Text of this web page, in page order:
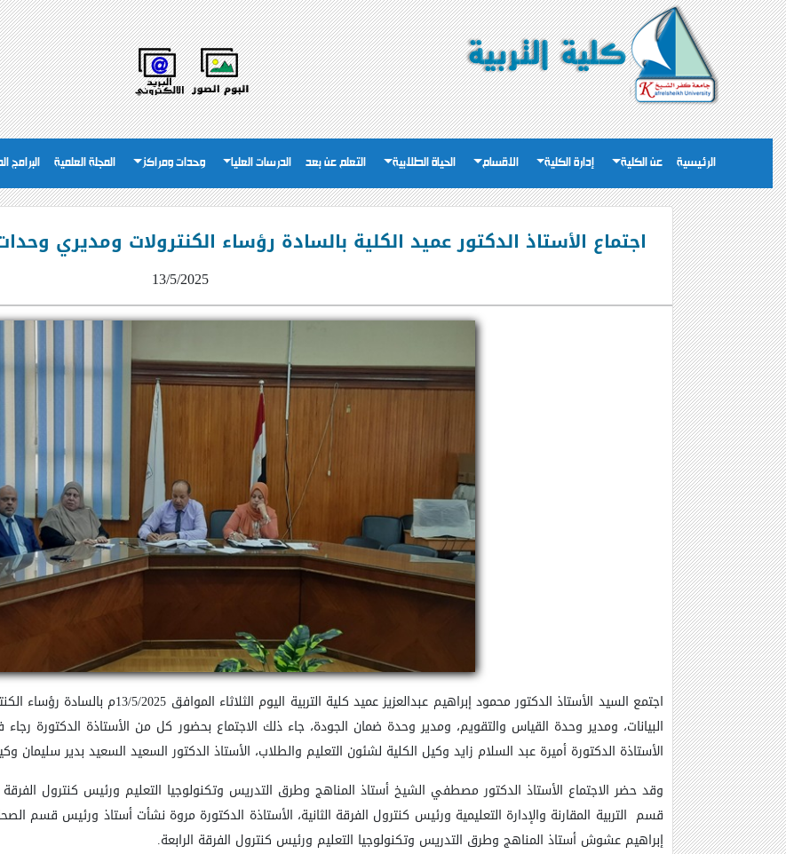
الرئيسية عن الكلية إدارة الكلية الاقسام الحياة الطلابية التعلم عن بعد الدرسات العليا وحدات ومراكز المجلة العلمية البرامج
اجتماع الأستاذ الدكتور عميد الكلية بالسادة رؤساء الكنترولات ومديري
13/5/2025
اجتمع السيد الأستاذ الدكتور محمود إبراهيم
البيانات، ومدير وحدة القياس والتقويم، ومدير وحدة ضمان الجودة، جاء ذلك الاجتماع بحضور كل من الأستاذة الدكتورة رجاء
الأستاذة الدكتورة أميرة عبد السلام زايد وكيل الكلية لشئون التعليم والطلاب، الأستاذ الدكتور السعيد السعيد بدير سليمان
وقد حضر الاجتماع الأستاذ الدكتور مصطفي الشيخ أستاذ المناهج وطرق التدريس وتكنولوجيا التعليم ورئيس كنترول
قسم التربية المقارنة والإدارة التعليمية ورئيس كنترول الفرقة الثانية، الأستاذة الدكتورة مروة نشأت أستاذ ورئيس قسم
إبراهيم عشوش أستاذ المناهج وطرق التدريس وتكنولوجيا التعليم ورئيس كنترول الفرقة الرابعة.